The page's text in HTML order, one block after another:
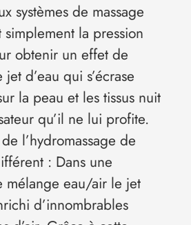
systèmes de massage
simplement la pression
obtenir un effet de
jet d’eau qui s’écrase
la peau et les tissus nuit
qu’il ne lui profite.
l’hydromassage de
: Dans une
mélange eau/air le jet
d’innombrables